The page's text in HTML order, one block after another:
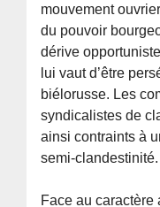
mouvement
du pouvoir
dérive
lui vaut d’être
biélorusse. Les
syndicalistes de
ainsi contraints à
semi-clandestinité.
Face au caractère